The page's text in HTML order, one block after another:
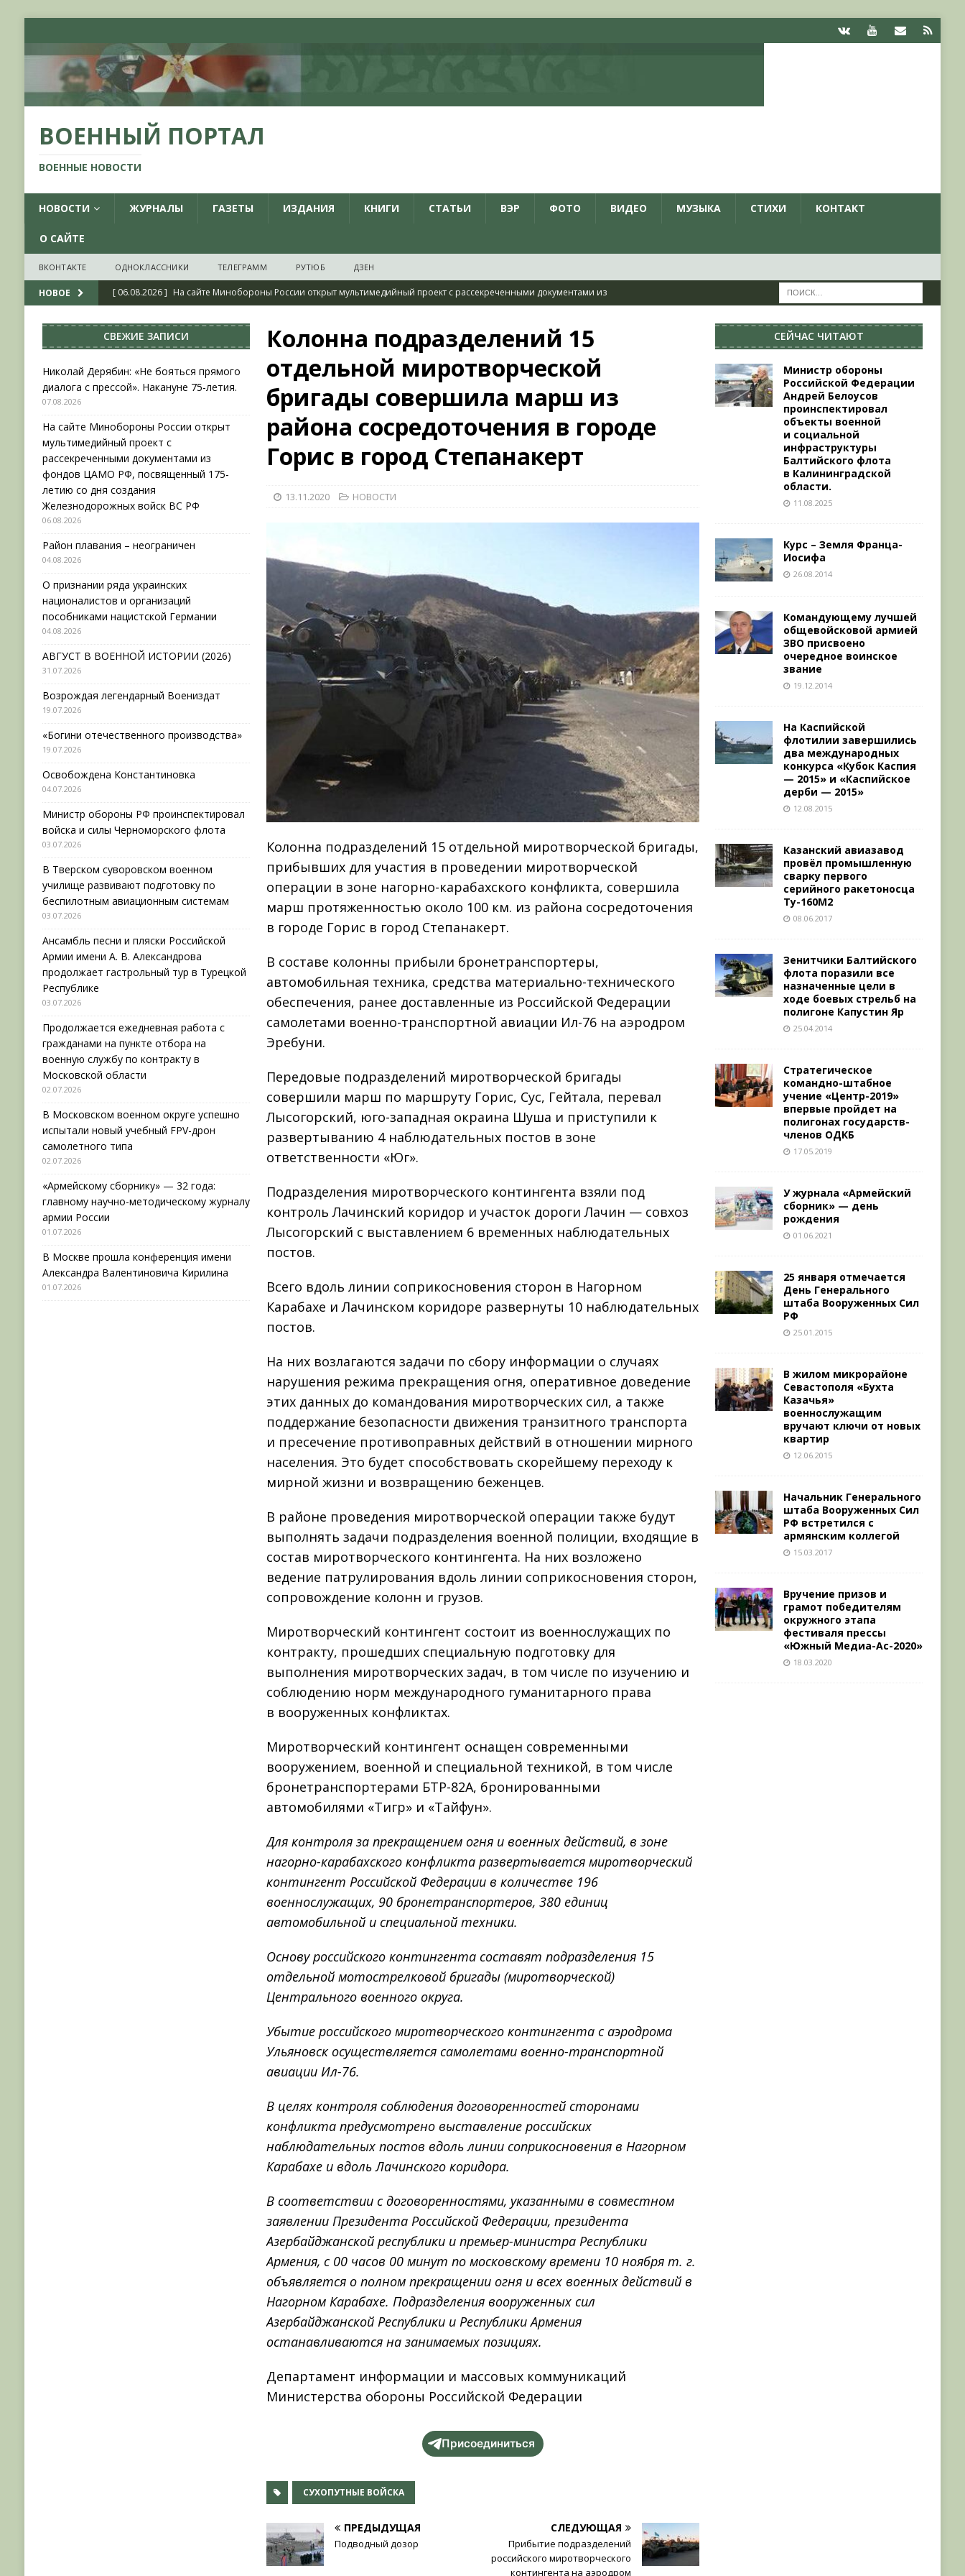
ВОЕННЫЙ ПОРТАЛ
ВОЕННЫЕ НОВОСТИ
НОВОСТИ ЖУРНАЛЫ ГАЗЕТЫ ИЗДАНИЯ КНИГИ СТАТЬИ ВЭР ФОТО ВИДЕО МУЗЫКА СТИХИ КОНТАКТ
О САЙТЕ
ВКОНТАКТЕ ОДНОКЛАССНИКИ ТЕЛЕГРАММ РУТЮБ ДЗЕН
НОВОЕ [ 06.08.2026 ] На сайте Минобороны России открыт мультимедийный проект с рассекреченными документами из
[ 04.08.2026 ] Район плавания – неограничен
КРАСНАЯ ЗВЕЗДА
[ 04.08.2026 ]
О признании ряда украинских националистов и организаций пособниками нацистской Германии
НОВОСТИ
[ 31.07.2026 ] АВГУСТ В ВОЕННОЙ ИСТОРИИ (2026)
ВОЕННО-ИСТОРИЧЕСКИЙ ЖУРНАЛ
[ 07.08.2026 ]
Николай Дерябин: «Не бояться прямого диалога с прессой». Накануне 75-летия. НОВОСТИ
Колонна подразделений 15
отдельной миротворческой
бригады совершила марш из
района сосредоточения в городе
Горис в город Степанакерт
13.11.2020 НОВОСТИ
Колонна подразделений 15 отдельной миротворческой бригады,
прибывших для участия в проведении миротворческой
операции в зоне нагорно-карабахского конфликта, совершила
марш протяженностью около 100 км. из района сосредоточения
в городе Горис в город Степанакерт.
В составе колонны прибыли бронетранспортеры,
автомобильная техника, средства материально-технического
обеспечения, ранее доставленные из Российской Федерации
самолетами военно-транспортной авиации Ил-76 на аэродром
Эребуни.
Передовые подразделений миротворческой бригады
совершили марш по маршруту Горис, Сус, Гейтала, перевал
Лысогорский, юго-западная окраина Шуша и приступили к
развертыванию 4 наблюдательных постов в зоне
ответственности «Юг».
Подразделения миротворческого контингента взяли под
контроль Лачинский коридор и участок дороги Лачин — совхоз
Лысогорский с выставлением 6 временных наблюдательных
постов.
Всего вдоль линии соприкосновения сторон в Нагорном
Карабахе и Лачинском коридоре развернуты 10 наблюдательных
постов.
На них возлагаются задачи по сбору информации о случаях
нарушения режима прекращения огня, оперативное доведение
этих данных до командования миротворческих сил, а также
поддержание безопасности движения транзитного транспорта
и пресечение противоправных действий в отношении мирного
населения. Это будет способствовать скорейшему переходу к
мирной жизни и возвращению беженцев.
В районе проведения миротворческой операции также будут
выполнять задачи подразделения военной полиции, входящие в
состав миротворческого контингента. На них возложено
ведение патрулирования вдоль линии соприкосновения сторон,
сопровождение колонн и грузов.
Миротворческий контингент состоит из военнослужащих по
контракту, прошедших специальную подготовку для
выполнения миротворческих задач, в том числе по изучению и
соблюдению норм международного гуманитарного права
в вооруженных конфликтах.
Миротворческий контингент оснащен современными
вооружением, военной и специальной техникой, в том числе
бронетранспортерами БТР-82А, бронированными
автомобилями «Тигр» и «Тайфун».
Для контроля за прекращением огня и военных действий, в зоне
нагорно-карабахского конфликта развертывается миротворческий
контингент Российской Федерации в количестве 196
военнослужащих, 90 бронетранспортеров, 380 единиц
автомобильной и специальной техники.
Основу российского контингента составят подразделения 15
отдельной мотострелковой бригады (миротворческой)
Центрального военного округа.
Убытие российского миротворческого контингента с аэродрома
Ульяновск осуществляется самолетами военно-транспортной
авиации Ил-76.
В целях контроля соблюдения договоренностей сторонами
конфликта предусмотрено выставление российских
наблюдательных постов вдоль линии соприкосновения в Нагорном
Карабахе и вдоль Лачинского коридора.
В соответствии с договоренностями, указанными в совместном
заявлении Президента Российской Федерации, президента
Азербайджанской республики и премьер-министра Республики
Армения, с 00 часов 00 минут по московскому времени 10 ноября т. г.
объявляется о полном прекращении огня и всех военных действий в
Нагорном Карабахе. Подразделения вооруженных сил
Азербайджанской Республики и Республики Армения
останавливаются на занимаемых позициях.
Департамент информации и массовых коммуникаций
Министерства обороны Российской Федерации
Присоединиться
СУХОПУТНЫЕ ВОЙСКА
ПРЕДЫДУЩАЯ
Подводный дозор
СЛЕДУЮЩАЯ
Прибытие подразделений
российского миротворческого
контингента на аэродром
СВЕЖИЕ ЗАПИСИ
Николай Дерябин: «Не бояться прямого
диалога с прессой». Накануне 75-летия.
07.08.2026
На сайте Минобороны России открыт
мультимедийный проект с
рассекреченными документами из
фондов ЦАМО РФ, посвященный 175-
летию со дня создания
Железнодорожных войск ВС РФ
06.08.2026
Район плавания – неограничен
04.08.2026
О признании ряда украинских
националистов и организаций
пособниками нацистской Германии
04.08.2026
АВГУСТ В ВОЕННОЙ ИСТОРИИ (2026)
31.07.2026
Возрождая легендарный Воениздат
19.07.2026
«Богини отечественного производства»
19.07.2026
Освобождена Константиновка
04.07.2026
Министр обороны РФ проинспектировал
войска и силы Черноморского флота
03.07.2026
В Тверском суворовском военном
училище развивают подготовку по
беспилотным авиационным системам
03.07.2026
Ансамбль песни и пляски Российской
Армии имени А. В. Александрова
продолжает гастрольный тур в Турецкой
Республике
03.07.2026
Продолжается ежедневная работа с
гражданами на пункте отбора на
военную службу по контракту в
Московской области
02.07.2026
В Московском военном округе успешно
испытали новый учебный FPV-дрон
самолетного типа
02.07.2026
«Армейскому сборнику» — 32 года:
главному научно-методическому журналу
армии России
01.07.2026
В Москве прошла конференция имени
Александра Валентиновича Кирилина
01.07.2026
СЕЙЧАС ЧИТАЮТ
Министр обороны
Российской Федерации
Андрей Белоусов
проинспектировал
объекты военной
и социальной
инфраструктуры
Балтийского флота
в Калининградской
области.
11.08.2025
Курс – Земля Франца-
Иосифа
26.08.2014
Командующему лучшей
общевойсковой армией
ЗВО присвоено
очередное воинское
звание
19.12.2014
На Каспийской
флотилии завершились
два международных
конкурса «Кубок Каспия
— 2015» и «Каспийское
дерби — 2015»
12.08.2015
Казанский авиазавод
провёл промышленную
сварку первого
серийного ракетоносца
Ту-160М2
08.06.2017
Зенитчики Балтийского
флота поразили все
назначенные цели в
ходе боевых стрельб на
полигоне Капустин Яр
25.04.2014
Стратегическое
командно-штабное
учение «Центр-2019»
впервые пройдет на
полигонах государств-
членов ОДКБ
17.05.2019
У журнала «Армейский
сборник» — день
рождения
01.06.2021
25 января отмечается
День Генерального
штаба Вооруженных Сил
РФ
25.01.2015
В жилом микрорайоне
Севастополя «Бухта
Казачья»
военнослужащим
вручают ключи от новых
квартир
12.06.2015
Начальник Генерального
штаба Вооруженных Сил
РФ встретился с
армянским коллегой
15.03.2017
Вручение призов и
грамот победителям
окружного этапа
фестиваля прессы
«Южный Медиа-Ас-2020»
18.03.2020